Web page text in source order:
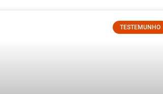
TESTEMUNHO